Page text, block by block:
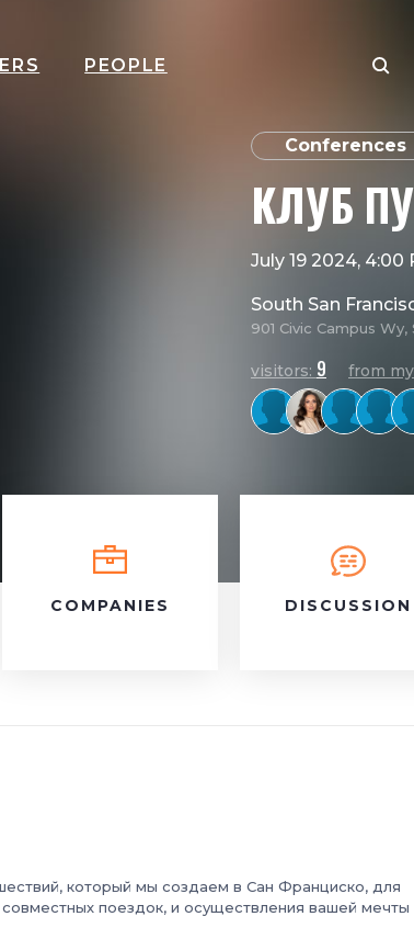
PEOPLE
Conferences
КЛУБ
July 19 2024, 4:00
South San
901 Civic Campus
visitors: 9 from
COMPANIES DISCUSSION
который мы создаем в Сан Франциско, для
поездок, и осуществления вашей мечты